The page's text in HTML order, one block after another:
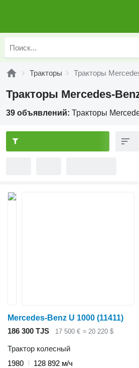
Тракторы Тракторы
Тракторы Mercedes-
39 объявлений: Тракторы
Mercedes-Benz U 1000 (11411)
186 300 TJS
17 500 € ≈ 20 220 $
Трактор колесный
1980
128 892 м/ч